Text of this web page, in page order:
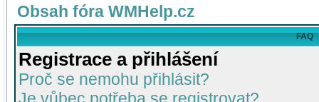
Obsah fóra WMHelp.cz
FAQ
Registrace a přihlášení
Proč se nemohu přihlásit?